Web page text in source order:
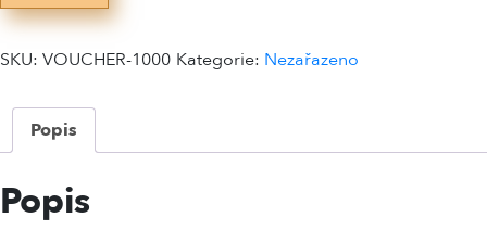
SKU: VOUCHER-1000 Kategorie: Nezařazeno
Popis
Popis